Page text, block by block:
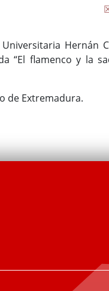
Hernán
“El flamenco y la
de Extremadura.